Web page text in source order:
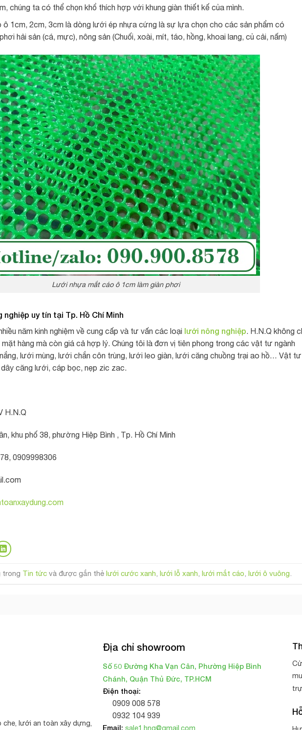
chúng ta có thể chọn khổ thích hợp với khung giàn thiết kế của mình.
1cm, 2cm, 3cm là dòng lưới ép nhựa cứng là sự lựa chọn cho các sản phẩm có
hải sản (cá, mực), nông sản (Chuối, xoài, mít, táo, hồng, khoai lang, củ cải, nấm)
Lưới nhựa mắt cáo ô 1cm làm giàn phơi
uy tín tại Tp. Hồ Chí Minh
năm kinh nghiệm về cung cấp và tư vấn các loại lưới nông nghiệp. H.N.Q không
hàng mà còn giá cả hợp lý. Chúng tôi là đơn vị tiên phong trong các vật tư ngành
lưới mùng, lưới chắn côn trùng, lưới leo giàn, lưới căng chuồng trại ao hồ… Vật tư
căng lưới, cáp bọc, nẹp zic zac.
H.N.Q
khu phố 38, phường Hiệp Bình , Tp. Hồ Chí Minh
0909998306
trong Tin tức và được gắn thẻ lưới cước xanh lưới lỗ xanh lưới mắt cáo lưới ô vuông
lưới an toàn xây dựng,
Địa chỉ showroom
Số 50 Đường Kha Vạn Cân, Phường Hiệp Bình
Chánh, Quận Thủ Đức, TP.HCM
Điện thoại:
0909 008 578
0932 104 939
Email: sale1.hnq@gmail.com